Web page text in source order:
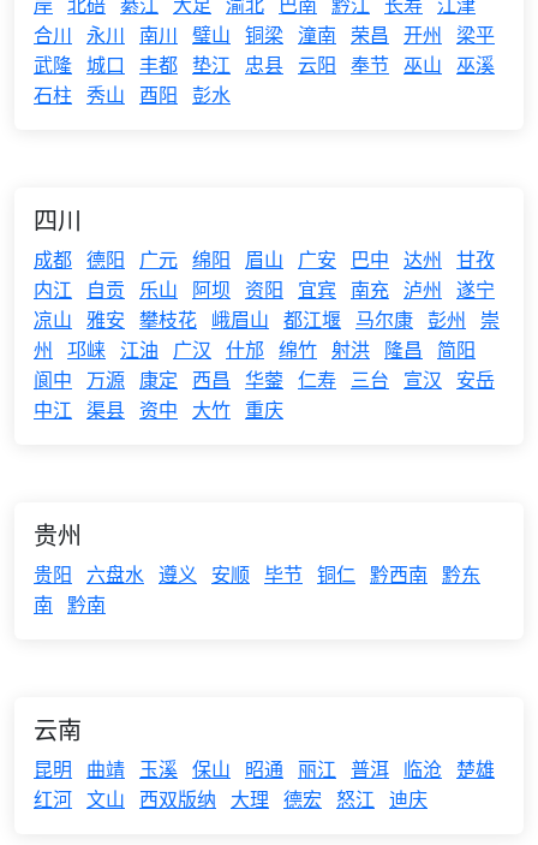
合川 永川 南川 璧山 铜梁 潼南 荣昌 开州
梁平
武隆 城口 丰都 垫江 忠县 云阳 奉节 巫山 巫溪
石柱 秀山 酉阳 彭水
四川
成都 德阳 广元 绵阳 眉山 广安 巴中 达州 甘孜
内江
自贡 乐山 阿坝 资阳 宜宾 南充 泸州 遂宁
凉山 雅安 攀枝花 峨眉山 都江堰 马尔康 彭州
崇
州 邛崃 江油 广汉 什邡 绵竹 射洪 隆昌
简阳
阆中
万源 康定 西昌 华蓥 仁寿 三台 宣汉
安岳
中江
渠县 资中 大竹 重庆
贵州
贵阳 六盘水 遵义 安顺 毕节 铜仁 黔西南 黔东
南 黔南
云南
昆明 曲靖 玉溪 保山 昭通 丽江 普洱 临沧
楚雄
红河 文山 西双版纳 大理 德宏 怒江 迪庆